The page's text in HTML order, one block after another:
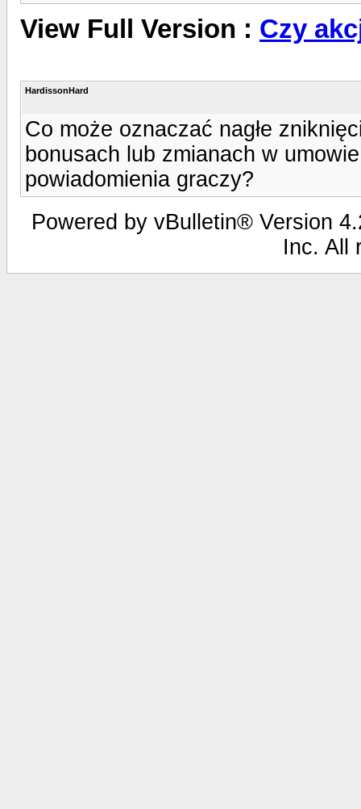
View Full Version : Czy
HardissonHard
Co może oznaczać nagłe
bonusach lub zmianach w
powiadomienia graczy?
Powered by vBulletin® Version
Inc. All